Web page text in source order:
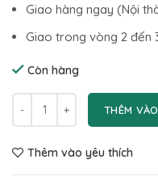
Giao hàng ngay (Nội
Giao trong vòng 2 đến
Còn hàng
THÊM
Thêm vào yêu thích